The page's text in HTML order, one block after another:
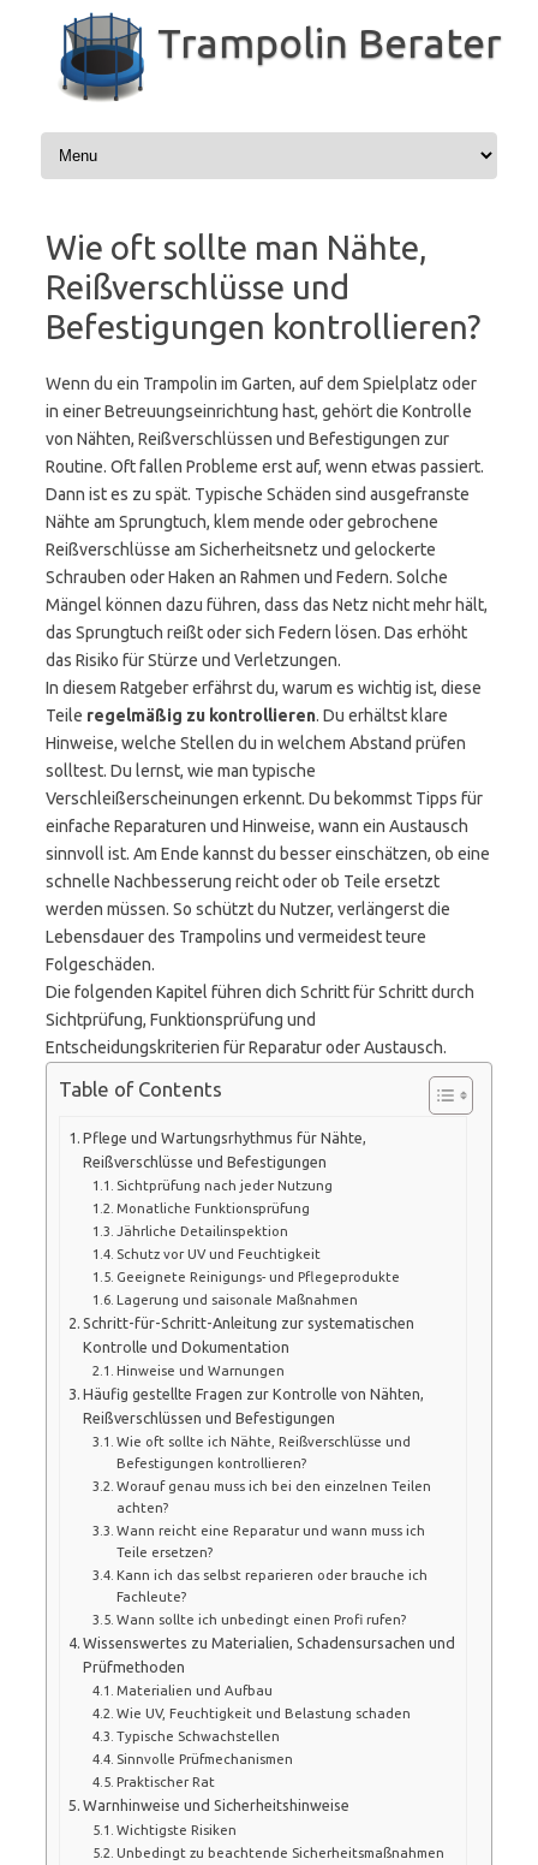
Inhalt
springen
Trampolin Berater
Wie oft sollte man Nähte,
Reißverschlüsse und
Befestigungen kontrollieren?
Wenn du ein Trampolin im Garten, auf dem Spielplatz oder
in einer Betreuungseinrichtung hast, gehört die Kontrolle
von Nähten, Reißverschlüssen und Befestigungen zur
Routine. Oft fallen Probleme erst auf, wenn etwas passiert.
Dann ist es zu spät. Typische Schäden sind ausgefranste
Nähte am Sprungtuch, klem mende oder gebrochene
Reißverschlüsse am Sicherheitsnetz und gelockerte
Schrauben oder Haken an Rahmen und Federn. Solche
Mängel können dazu führen, dass das Netz nicht mehr hält,
das Sprungtuch reißt oder sich Federn lösen. Das erhöht
das Risiko für Stürze und Verletzungen.
In diesem Ratgeber erfährst du, warum es wichtig ist, diese
Teile regelmäßig zu kontrollieren. Du erhältst klare
Hinweise, welche Stellen du in welchem Abstand prüfen
solltest. Du lernst, wie man typische
Verschleißerscheinungen erkennt. Du bekommst Tipps für
einfache Reparaturen und Hinweise, wann ein Austausch
sinnvoll ist. Am Ende kannst du besser einschätzen, ob eine
schnelle Nachbesserung reicht oder ob Teile ersetzt
werden müssen. So schützt du Nutzer, verlängerst die
Lebensdauer des Trampolins und vermeidest teure
Folgeschäden.
Die folgenden Kapitel führen dich Schritt für Schritt durch
Sichtprüfung, Funktionsprüfung und
Entscheidungskriterien für Reparatur oder Austausch.
Table of Contents
Pflege und Wartungsrhythmus für Nähte,
Reißverschlüsse und Befestigungen
Sichtprüfung nach jeder Nutzung
Monatliche Funktionsprüfung
Jährliche Detailinspektion
Schutz vor UV und Feuchtigkeit
Geeignete Reinigungs- und Pflegeprodukte
Lagerung und saisonale Maßnahmen
Schritt-für-Schritt-Anleitung zur systematischen
Kontrolle und Dokumentation
Hinweise und Warnungen
Häufig gestellte Fragen zur Kontrolle von Nähten,
Reißverschlüssen und Befestigungen
Wie oft sollte ich Nähte, Reißverschlüsse und
Befestigungen kontrollieren?
Worauf genau muss ich bei den einzelnen Teilen
achten?
Wann reicht eine Reparatur und wann muss ich
Teile ersetzen?
Kann ich das selbst reparieren oder brauche ich
Fachleute?
Wann sollte ich unbedingt einen Profi rufen?
Wissenswertes zu Materialien, Schadensursachen und
Prüfmethoden
Materialien und Aufbau
Wie UV, Feuchtigkeit und Belastung schaden
Typische Schwachstellen
Sinnvolle Prüfmechanismen
Praktischer Rat
Warnhinweise und Sicherheitshinweise
Wichtigste Risiken
Unbedingt zu beachtende Sicherheitsmaßnahmen